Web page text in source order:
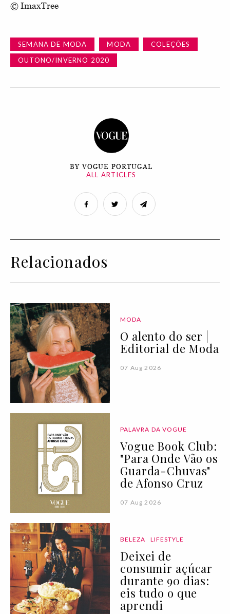
© ImaxTree
SEMANA DE MODA MODA
COLEÇÕES
OUTONO/INVERNO 2020
BY VOGUE PORTUGAL
ALL ARTICLES
Relacionados
MODA
O alento do ser |
Editorial de Moda
07 Aug 2026
PALAVRA DA VOGUE
Vogue Book Club:
"Para Onde Vão os
Guarda-Chuvas"
de Afonso Cruz
07 Aug 2026
BELEZA LIFESTYLE
Deixei de
consumir açúcar
durante 90 dias:
eis tudo o que
aprendi